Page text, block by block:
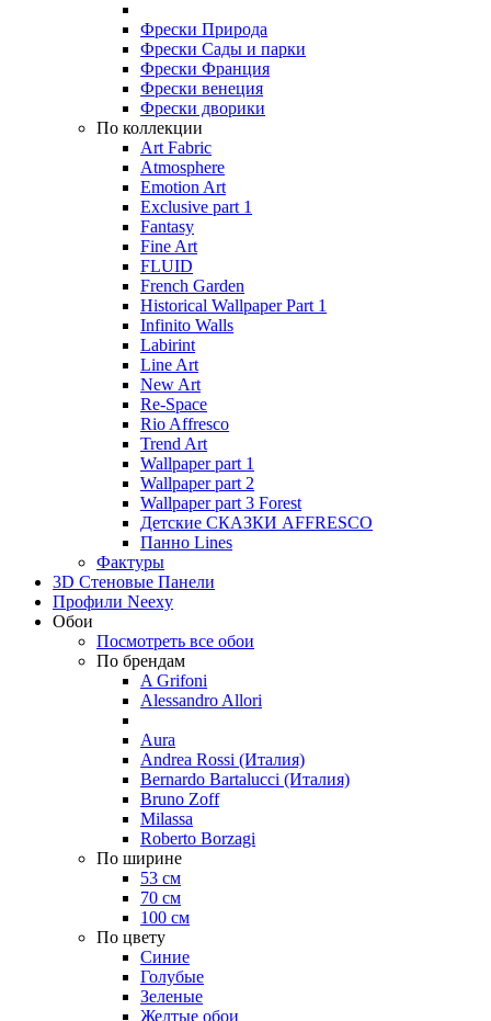
Фрески Природа
Фрески Сады и парки
Фрески Франция
Фрески венеция
Фрески дворики
По коллекции
Art Fabric
Atmosphere
Emotion Art
Exclusive part 1
Fantasy
Fine Art
FLUID
French Garden
Historical Wallpaper Part 1
Infinito Walls
Labirint
Line Art
New Art
Re-Space
Rio Affresco
Trend Art
Wallpaper part 1
Wallpaper part 2
Wallpaper part 3 Forest
Детские СКАЗКИ AFFRESCO
Панно Lines
Фактуры
3D Стеновые Панели
Профили Neexy
Обои
Посмотреть все обои
По брендам
A Grifoni
Alessandro Allori
Aura
Andrea Rossi (Италия)
Bernardo Bartalucci (Италия)
Bruno Zoff
Milassa
Roberto Borzagi
По ширине
53 см
70 см
100 см
По цвету
Синие
Голубые
Зеленые
Желтые обои